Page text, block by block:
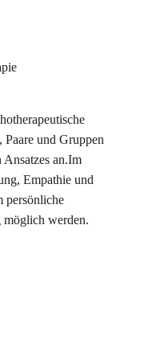
und Gruppen
Ansatzes an.Im
Empathie und
persönliche
werden.